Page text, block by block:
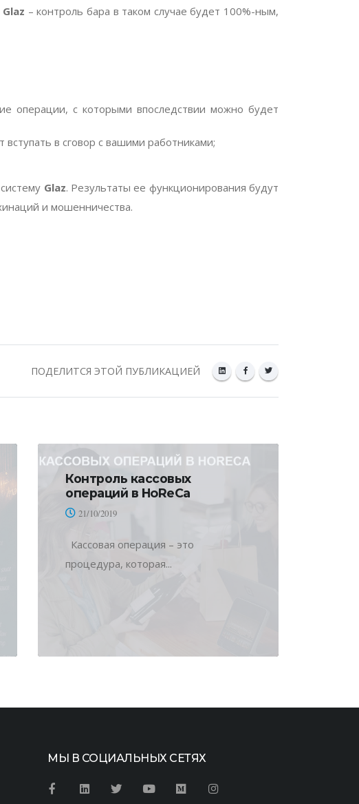
Glaz – контроль бара в таком случае будет 100%-ным,
операции, с которыми впоследствии можно будет
в сговор с вашими работниками;
Glaz. Результаты ее функционирования будут
и мошенничества.
ПОДЕЛИТСЯ ЭТОЙ ПУБЛИКАЦИЕЙ
Контроль кассовых
операций в HoReCa
21/10/2019
Кассовая операция – это
процедура, которая...
МЫ В СОЦИАЛЬНЫХ СЕТЯХ